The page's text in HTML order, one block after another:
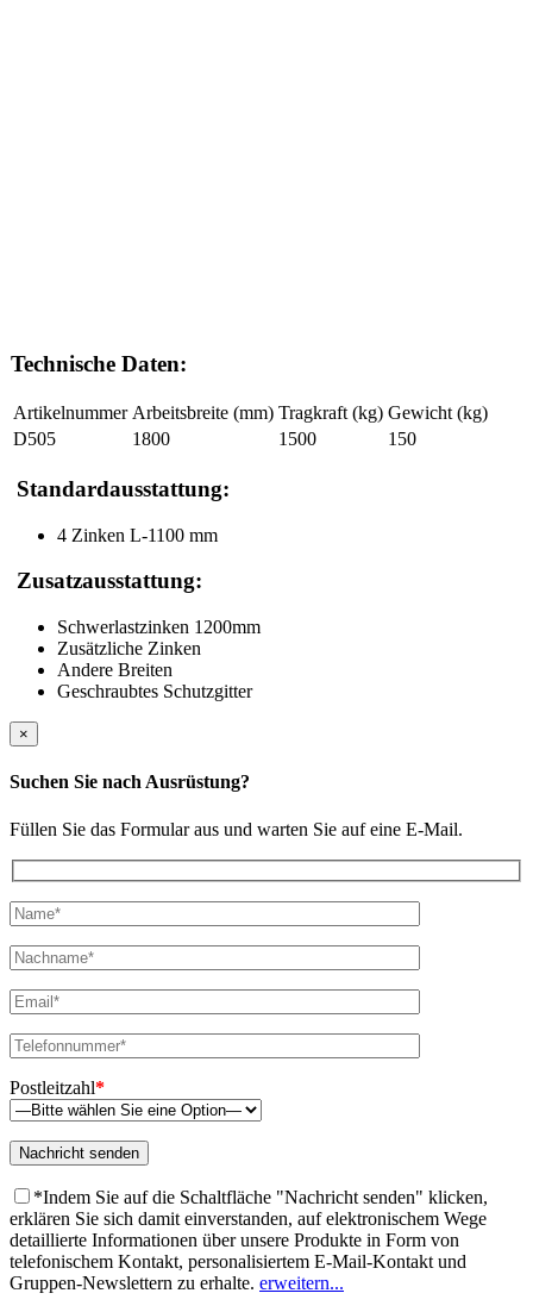
Technische Daten:
Artikelnummer Arbeitsbreite (mm) Tragkraft (kg) Gewicht (kg)
D505
1800 1500 150
Standardausstattung:
4 Zinken L-1100 mm
Zusatzausstattung:
Schwerlastzinken 1200mm
Zusätzliche Zinken
Andere Breiten
Geschraubtes Schutzgitter
×
Suchen Sie nach Ausrüstung?
Füllen Sie das Formular aus und warten Sie auf eine E-Mail.
Postleitzahl*
*Indem Sie auf die Schaltfläche "Nachricht senden" klicken,
erklären Sie sich damit einverstanden, auf elektronischem Wege
detaillierte Informationen über unsere Produkte in Form von
telefonischem Kontakt, personalisiertem E-Mail-Kontakt und
Gruppen-Newslettern zu erhalte. erweitern...